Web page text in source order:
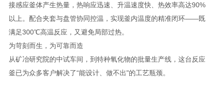
接感应釜体产生热量，热响应迅速、升温速度快、热效率高达90%
以上。配合夹套与盘管协同控温，实现釜内温度的精准闭环——既
满足300℃高温反应，又避免局部过热。
为苛刻而生，为可靠而造
从矿冶研究院的中试车间，到特种氧化物的批量生产线，这台反应
釜已为众多客户解决了“能设计、做不出"的工艺瓶颈。